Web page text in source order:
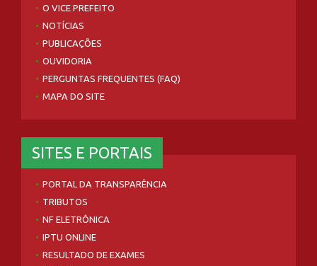
O VICE PREFEITO
NOTÍCIAS
PUBLICAÇÕES
OUVIDORIA
PERGUNTAS FREQUENTES (FAQ)
MAPA DO SITE
SITES E PORTAIS
PORTAL DA TRANSPARÊNCIA
TRIBUTOS
NF ELETRÔNICA
IPTU ONLINE
RESULTADO DE EXAMES